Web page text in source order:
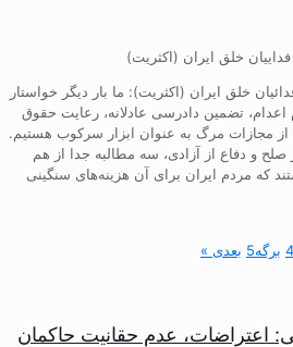
خلق ایران (اکثریت)
خلق ایران (اکثریت): ما بار دیگر خواستار
تضمین دادرسی عادلانه، رعایت حقوق
از مجازات مرگ به عنوان ابزار سرکوب هستیم.
صلح و دفاع از آزادی، سه مطالبه جدا از هم
که مردم ایران برای آن هزینه‌های سنگینی
4 برگه5 بعدی »
اعتراضات، عدم حقانیت حاکمان